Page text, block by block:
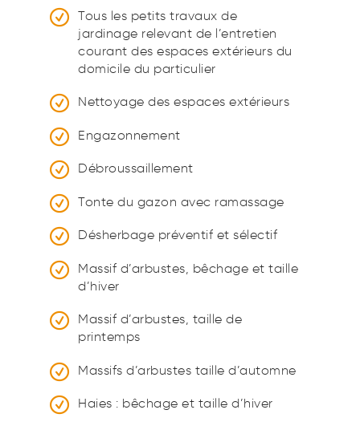
Tous les petits travaux de
jardinage relevant de l’entretien
courant des espaces extérieurs du
domicile du particulier
Nettoyage des espaces extérieurs
Engazonnement
Débroussaillement
Tonte du gazon avec ramassage
Désherbage préventif et sélectif
Massif d’arbustes, bêchage et taille
d’hiver
Massif d’arbustes, taille de
printemps
Massifs d’arbustes taille d’automne
Haies : bêchage et taille d’hiver